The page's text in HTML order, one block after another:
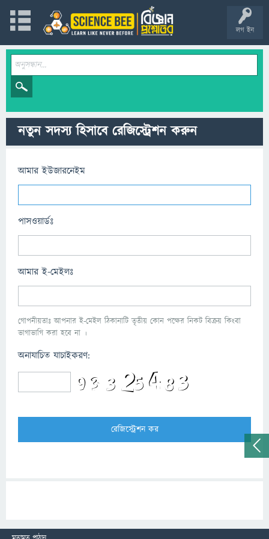
লগ ইন
নতুন সদস্য হিসাবে রেজিস্ট্রেশন করুন
আমার ইউজারনেইম
পাসওয়ার্ডঃ
আমার ই-মেইলঃ
গোপনীয়তাঃ আপনার ই-মেইল ঠিকানাটি তৃতীয় কোন পক্ষের নিকট বিক্রয় কিংবা
ভাগাভাগি করা হবে না ।
অনাযাচিত যাচাইকরণ: